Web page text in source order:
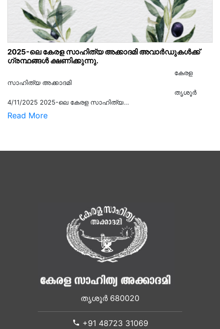
2025-ലെ കേരള സാഹിത്യ അക്കാദമി അവാർഡുകൾക്ക്
ഗ്രന്ഥങ്ങൾ ക്ഷണിക്കുന്നു.
കേരള
സാഹിത്യ അക്കാദമി
തൃശൂര്‍
4/11/2025 2025-ലെ കേരള സാഹിത്യ...
Read More
തൃശൂർ 680020
+91 48723 31069